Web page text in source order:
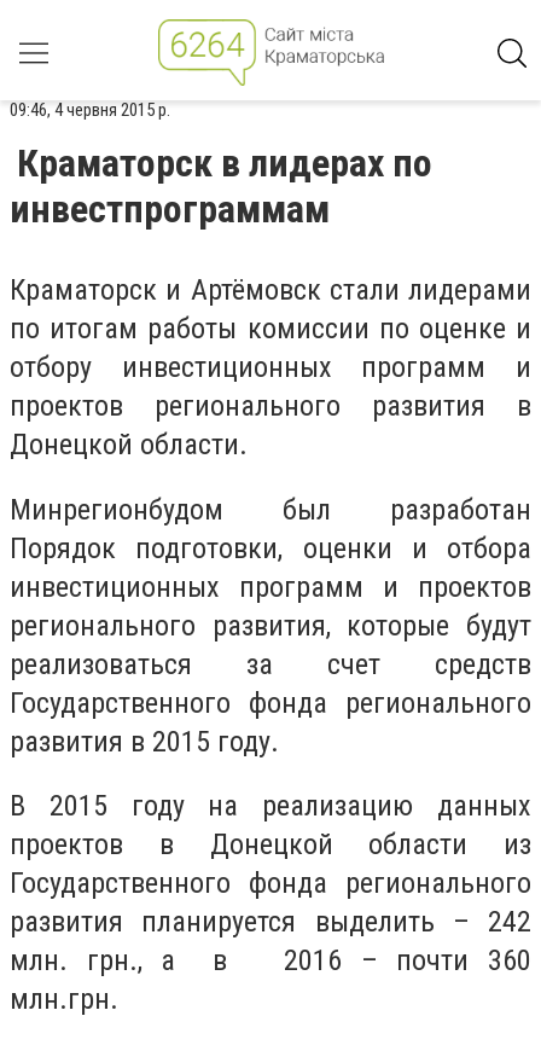
09:46, 4 червня 2015 р.
Краматорск в лидерах по
инвестпрограммам
Краматорск и Артёмовск стали лидерами
по итогам работы комиссии по оценке и
отбору инвестиционных программ и
проектов регионального развития в
Донецкой области.
Минрегионбудом был разработан
Порядок подготовки, оценки и отбора
инвестиционных программ и проектов
регионального развития, которые будут
реализоваться за счет средств
Государственного фонда регионального
развития в 2015 году.
В 2015 году на реализацию данных
проектов в Донецкой области из
Государственного фонда регионального
развития планируется выделить – 242
млн. грн., а в 2016 – почти 360
млн.грн.